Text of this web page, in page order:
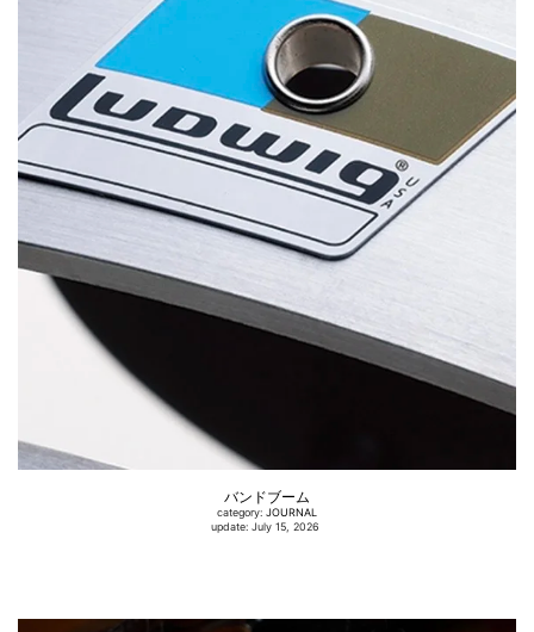
バンドブーム
category: JOURNAL
update: July 15, 2026